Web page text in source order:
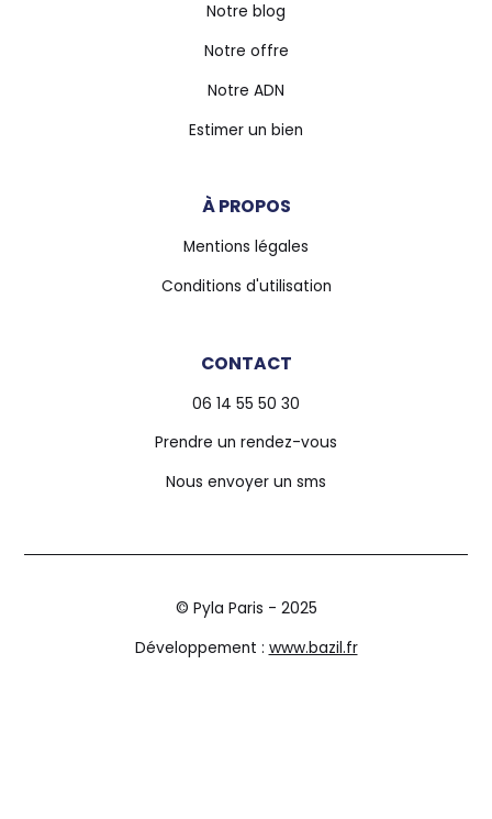
Notre blog
Notre offre
Notre ADN
Estimer un bien
À PROPOS
Mentions légales
Conditions d'utilisation
CONTACT
06 14 55 50 30
Prendre un rendez-vous
Nous envoyer un sms
© Pyla Paris - 2025
Développement : www.bazil.fr